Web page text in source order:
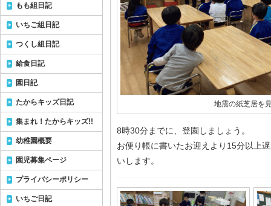
地震の紙芝居を見
8時30分までに、登園しましょう。
お便り帳に書いたお迎えより15分以上
いします。
もも組日記
いちご組日記
つくし組日記
給食日記
園日記
たからキッズ日記
集まれ！たからキッズ!!
幼稚園概要
園児募集ページ
プライバシーポリシー
いちご日記